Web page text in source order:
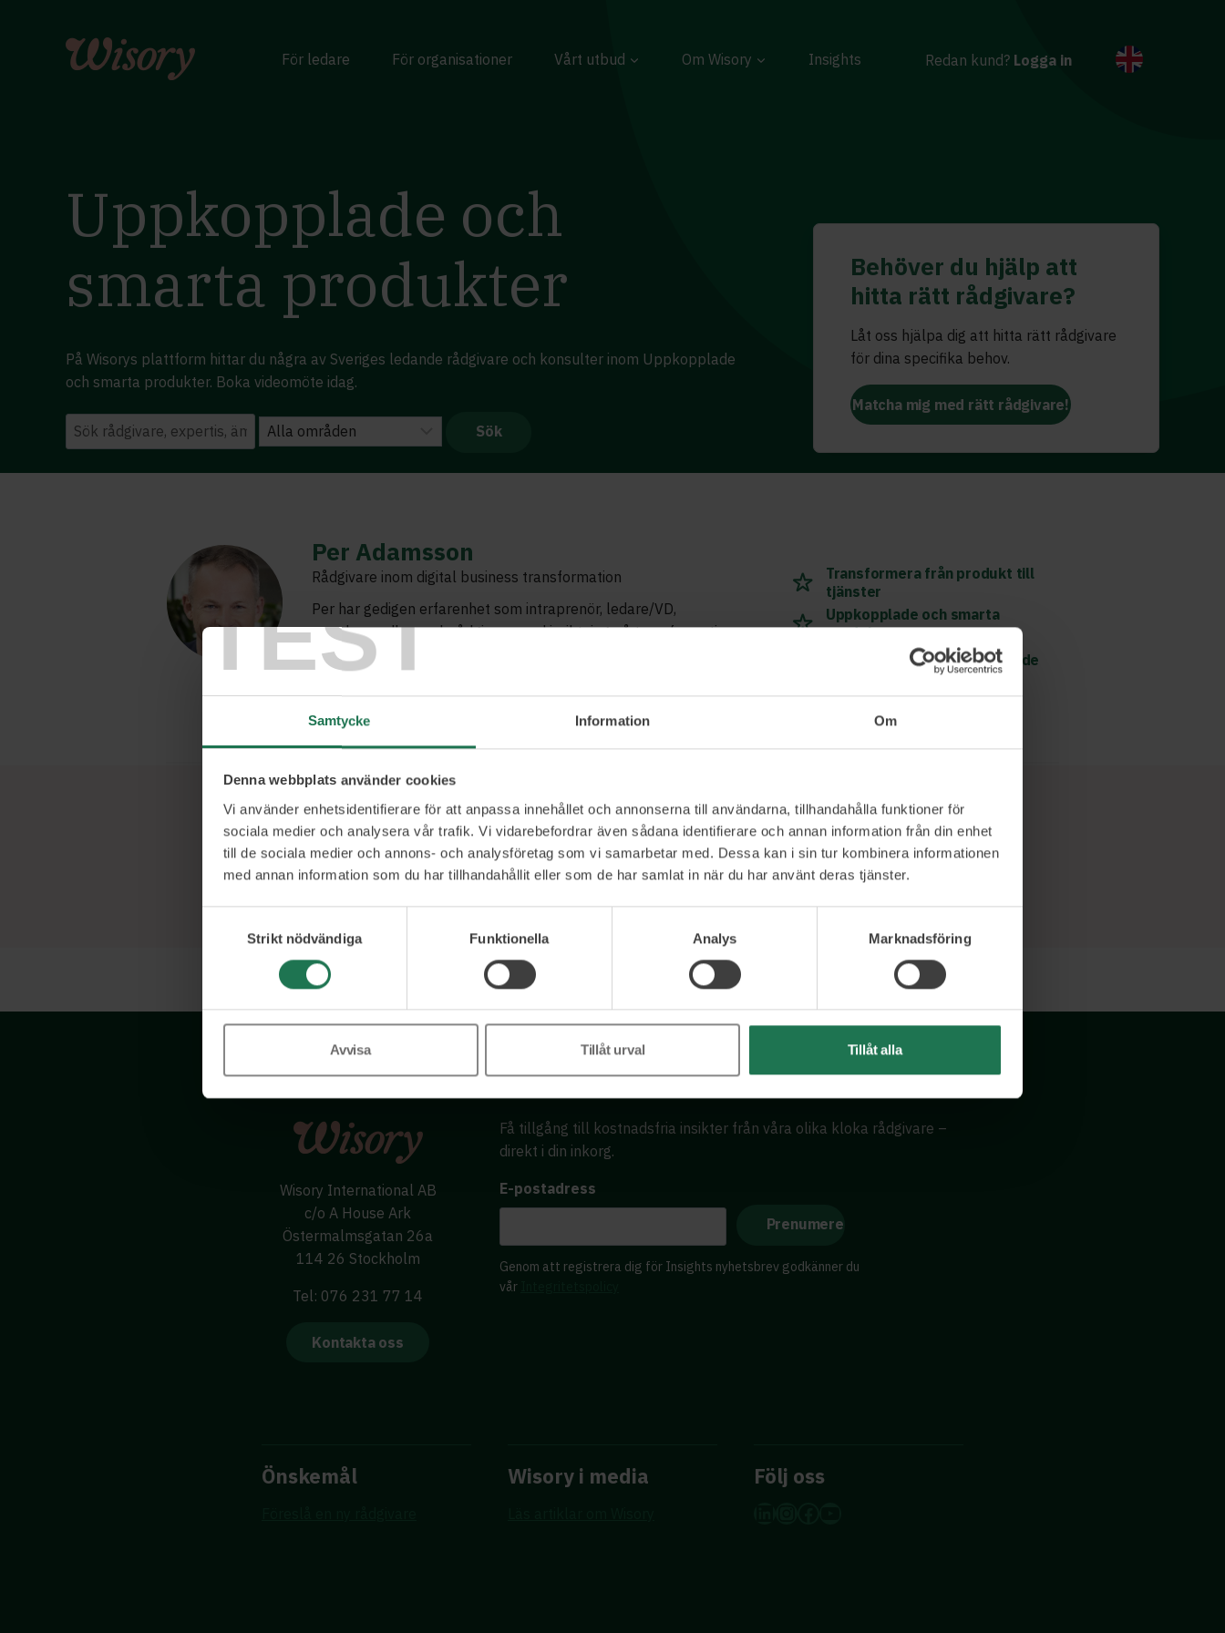
TEST
Samtycke Information Om
Denna webbplats använder cookies
Vi använder enhetsidentifierare för att anpassa innehållet och annonserna till användarna, tillhandahålla funktioner för
sociala medier och analysera vår trafik. Vi vidarebefordrar även sådana identifierare och annan information från din enhet
till de sociala medier och annons- och analysföretag som vi samarbetar med. Dessa kan i sin tur kombinera informationen
med annan information som du har tillhandahållit eller som de har samlat in när du har använt deras tjänster.
Strikt nödvändiga
Funktionella Analys Marknadsföring
Avvisa Tillåt urval Tillåt alla
För ledare För organisationer Vårt utbud Om Wisory Insights Redan kund? Logga in
Uppkopplade och
smarta produkter
På Wisorys plattform hittar du några av Sveriges ledande rådgivare och konsulter inom Uppkopplade
och smarta produkter. Boka videomöte idag.
Behöver du hjälp att
hitta rätt rådgivare?
Låt oss hjälpa dig att hitta rätt rådgivare
för dina specifika behov.
Matcha mig med rätt rådgivare!
Per Adamsson
Rådgivare inom digital business transformation
Per har gedigen erfarenhet som intraprenör, ledare/VD,
styrelsemedlem och rådgivare med inriktning på transformation
från produkt till smarta produkter och tjänster. Han är den givna
och vad som krävs för att lyckas.
Transformera från produkt till
tjänster
Uppkopplade och smarta
produkter
Affärsmodeller och kundvärde
Läs mer och boka
Ett urval av våra kunder
Wisory International AB
c/o A House Ark
Östermalmsgatan 26a
114 26 Stockholm
Tel: 076 231 77 14
Kontakta oss
Få tillgång till kostnadsfria insikter från våra olika kloka rådgivare –
direkt i din inkorg.
E-postadress
Genom att registrera dig för Insights nyhetsbrev godkänner du
vår
Önskemål Wisory i media Följ oss